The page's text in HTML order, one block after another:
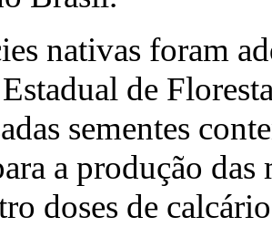
nativas foram
de
sementes
a produção das
doses de